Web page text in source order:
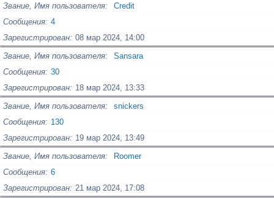
Звание, Имя пользователя
Credit
Сообщения 4
Зарегистрирован 08 мар 2024, 14:00
Звание, Имя пользователя
Sansara
Сообщения 30
Зарегистрирован
18 мар 2024, 13:33
Звание, Имя пользователя
snickers
Сообщения
130
Зарегистрирован
19 мар 2024, 13:49
Звание, Имя пользователя
Roomer
Сообщения 6
Зарегистрирован 21 мар 2024, 17:08